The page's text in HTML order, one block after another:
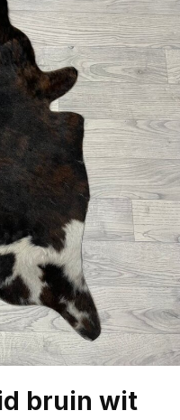
bruin wit